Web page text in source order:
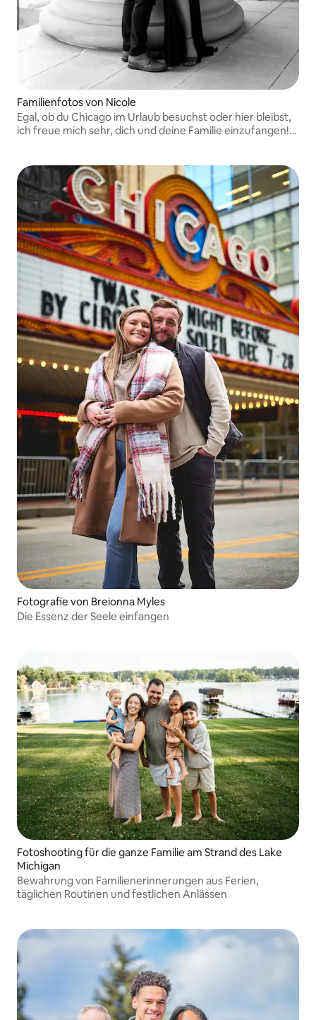
Familienfotos von Nicole
Egal, ob du Chicago im Urlaub besuchst oder hier bleibst,
ich freue mich sehr, dich und deine Familie einzufangen!
Fotografie von Breionna Myles
Die Essenz der Seele einfangen
Fotoshooting für die ganze Familie am Strand des Lake
Michigan
Bewahrung von Familienerinnerungen aus Ferien,
täglichen Routinen und festlichen Anlässen